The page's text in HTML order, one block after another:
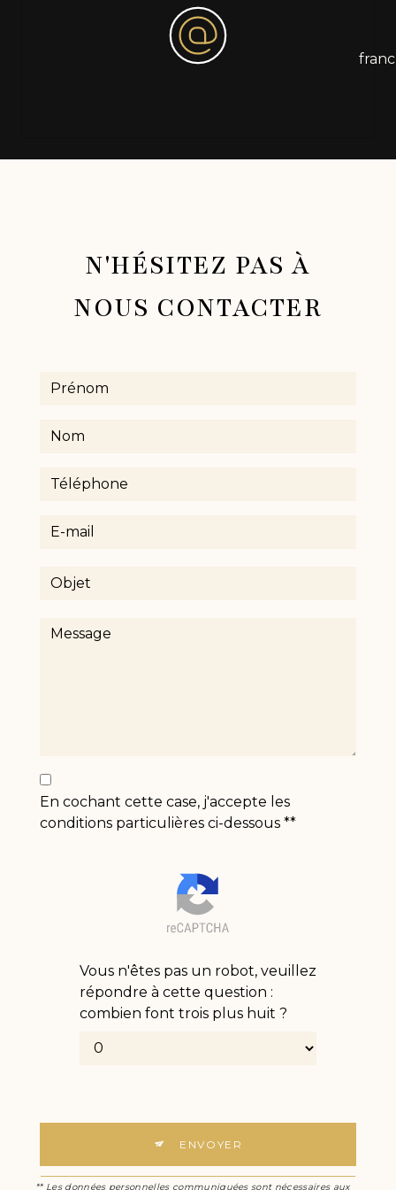
N'HÉSITEZ PAS À
NOUS CONTACTER
En cochant cette case, j'accepte les
conditions particulières ci-dessous **
Vous n'êtes pas un robot, veuillez
répondre à cette question :
combien font trois plus huit ?
ENVOYER
** Les données personnelles communiquées sont nécessaires aux